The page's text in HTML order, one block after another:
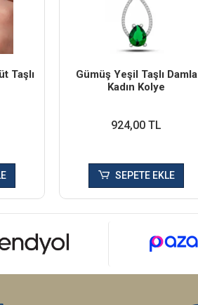
Taşlı
Gümüş Yeşil Taşlı Damla
Kadın Kolye
924,00 TL
SEPETE EKLE